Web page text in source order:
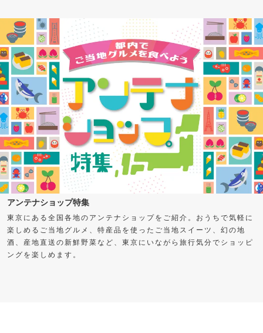
アンテナショップ特集
東京にある全国各地のアンテナショップをご紹介。おうちで気軽に
楽しめるご当地グルメ、特産品を使ったご当地スイーツ、幻の地
酒、産地直送の新鮮野菜など、東京にいながら旅行気分でショッピ
ングを楽しめます。